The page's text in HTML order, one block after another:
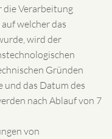
die Verarbeitung
welcher das
wird der
Gründen
und das Datum des
nach Ablauf von 7
von